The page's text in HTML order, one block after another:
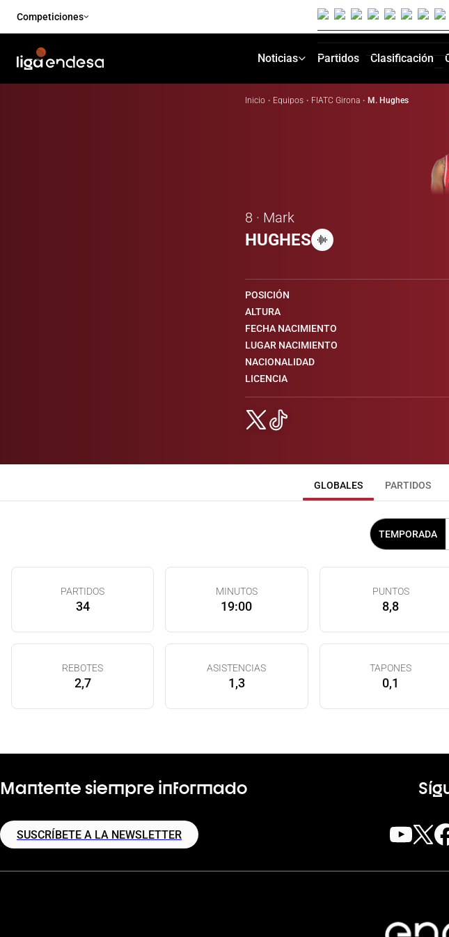
Competiciones
Noticias Partidos Clasificación
Inicio · Equipos · FIATC Girona · M. Hughes
8 · Mark
HUGHES
POSICIÓN
ALTURA
FECHA NACIMIENTO
LUGAR NACIMIENTO
NACIONALIDAD
LICENCIA
GLOBALES PARTIDOS
TEMPORADA
PARTIDOS
34
MINUTOS
19:00
PUNTOS
8,8
REBOTES
2,7
ASISTENCIAS
1,3
TAPONES
0,1
Mantente siempre informado
SUSCRÍBETE A LA NEWSLETTER